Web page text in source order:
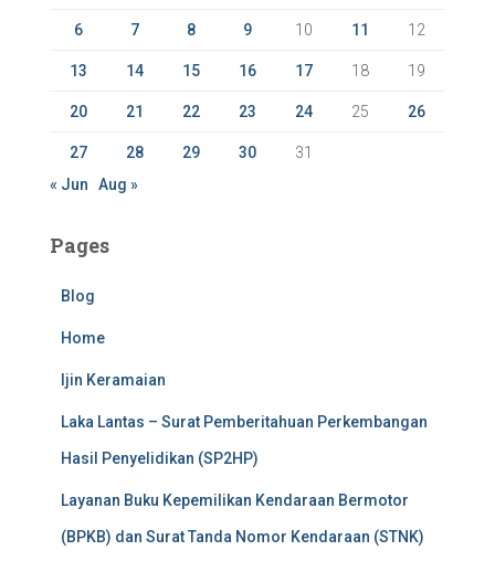
6 7 8 9 10 11 12
13 14 15 16 17 18 19
20 21 22 23 24 25 26
27 28 29 30
31
« Jun
Aug »
Pages
Blog
Home
Ijin Keramaian
Laka Lantas – Surat Pemberitahuan Perkembangan
Hasil Penyelidikan (SP2HP)
Layanan Buku Kepemilikan Kendaraan Bermotor
(BPKB) dan Surat Tanda Nomor Kendaraan (STNK)